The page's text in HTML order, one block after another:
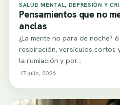
SALUD MENTAL, DEPRESIÓN Y
Pensamientos que no
anclas
¿La mente no para de noche?
respiración, versículos cortos
la rumiación y por…
17 julio, 2026